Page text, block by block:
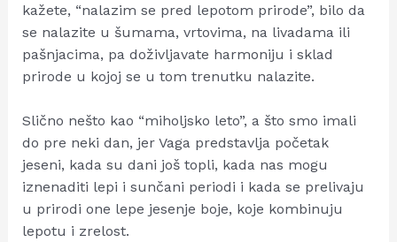
kažete, “nalazim se pred lepotom prirode”, bilo da
se nalazite u šumama, vrtovima, na livadama ili
pašnjacima, pa doživljavate harmoniju i sklad
prirode u kojoj se u tom trenutku nalazite.
Slično nešto kao “miholjsko leto”, a što smo imali
do pre neki dan, jer Vaga predstavlja početak
jeseni, kada su dani još topli, kada nas mogu
iznenaditi lepi i sunčani periodi i kada se prelivaju
u prirodi one lepe jesenje boje, koje kombinuju
lepotu i zrelost.